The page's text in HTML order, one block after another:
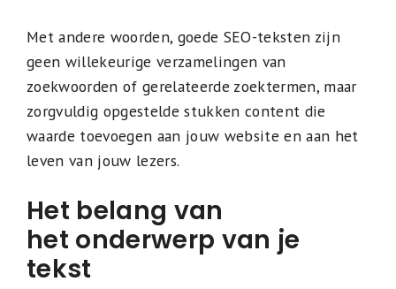
Met andere woorden, goede SEO-teksten zijn
geen willekeurige verzamelingen van
zoekwoorden of gerelateerde zoektermen, maar
zorgvuldig opgestelde stukken content die
waarde toevoegen aan jouw website en aan het
leven van jouw lezers.
Het belang van
het onderwerp van je
tekst